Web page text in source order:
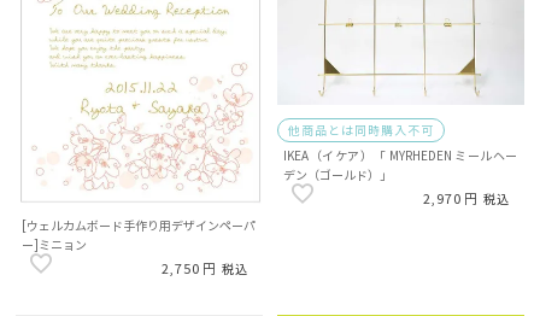
[ウェルカムボード手作り用デザインペーパ
ー]ミニョン
2,750 税込
他商品とは同時購入不可
IKEA（イケア）「 MYRHEDEN ミールヘー
デン（ゴールド）」
2,970 税込